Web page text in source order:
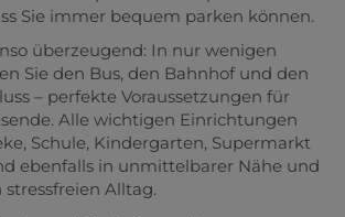
Sie immer bequem parken können.
überzeugend: In nur wenigen
Sie den Bus, den Bahnhof und den
– perfekte Voraussetzungen für
Alle wichtigen Einrichtungen
Schule, Kindergarten, Supermarkt
ebenfalls in unmittelbarer Nähe und
Alltag.